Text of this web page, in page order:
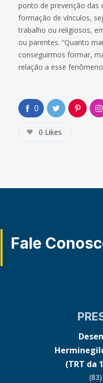
ponto de prevenção das
formação de vínculos,
trabalho ou religiosos,
ou parentes. “Quanto
conseguirmos formar,
relação a esse fenômeno
0
0 Likes
Fale
(TRT da